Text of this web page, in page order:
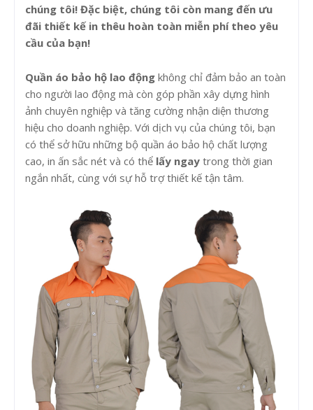
chúng tôi! Đặc biệt, chúng tôi còn mang đến ưu
đãi thiết kế in thêu hoàn toàn miễn phítheo yêu
cầu của bạn!
Quần áo bảo hộ lao động không chỉ đảm bảo an toàn
cho người lao động mà còn góp phần xây dựng hình
ảnh chuyên nghiệp và tăng cường nhận diện thương
hiệu cho doanh nghiệp. Với dịch vụ của chúng tôi, bạn
có thể sở hữu những bộ quần áo bảo hộ chất lượng
cao, in ấn sắc nét và có thể lấy ngay trong thời gian
ngắn nhất, cùng với sự hỗ trợ thiết kế tận tâm.